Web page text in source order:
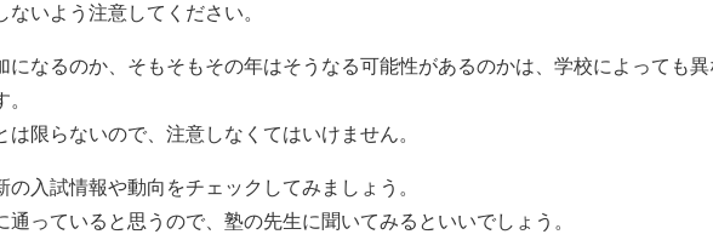
いよう注意してください。
になるのか、そもそもその年はそうなる可能性があるのかは、学校によっても異
は限らないので、注意しなくてはいけません。
の入試情報や動向をチェックしてみましょう。
通っていると思うので、塾の先生に聞いてみるといいでしょう。